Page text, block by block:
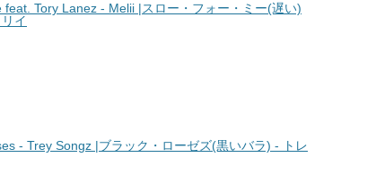
feat. Tory Lanez - Melii |スロー・フォー・ミー(遅い)
イ
- Trey Songz |ブラック・ローゼズ(黒いバラ) - トレ